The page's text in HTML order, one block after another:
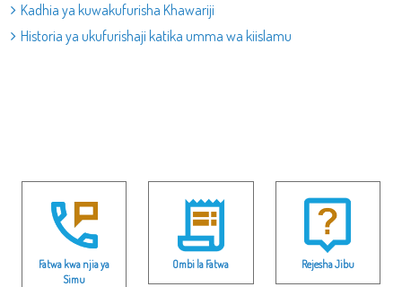
Kadhia ya kuwakufurisha Khawariji
Historia ya ukufurishaji katika umma wa kiislamu
Fatwa kwa njia ya
Simu
Ombi la Fatwa Rejesha Jibu